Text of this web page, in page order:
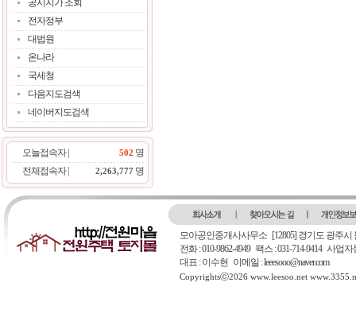
공시지가 조회
전자정부
대법원
온나라
국세청
다음지도검색
네이버지도검색
오늘접속자 | 502 명
전체접속자 |
2,263,777명
모아공인중개사사무소 [12805] 경기도 광주
전화 : 010-9862-4949 팩스 : 031-714-9414 사업
대표 : 이수현 이메일 : leeesooo@naver.com
Copyrightsⓒ2026 www.leesoo.net